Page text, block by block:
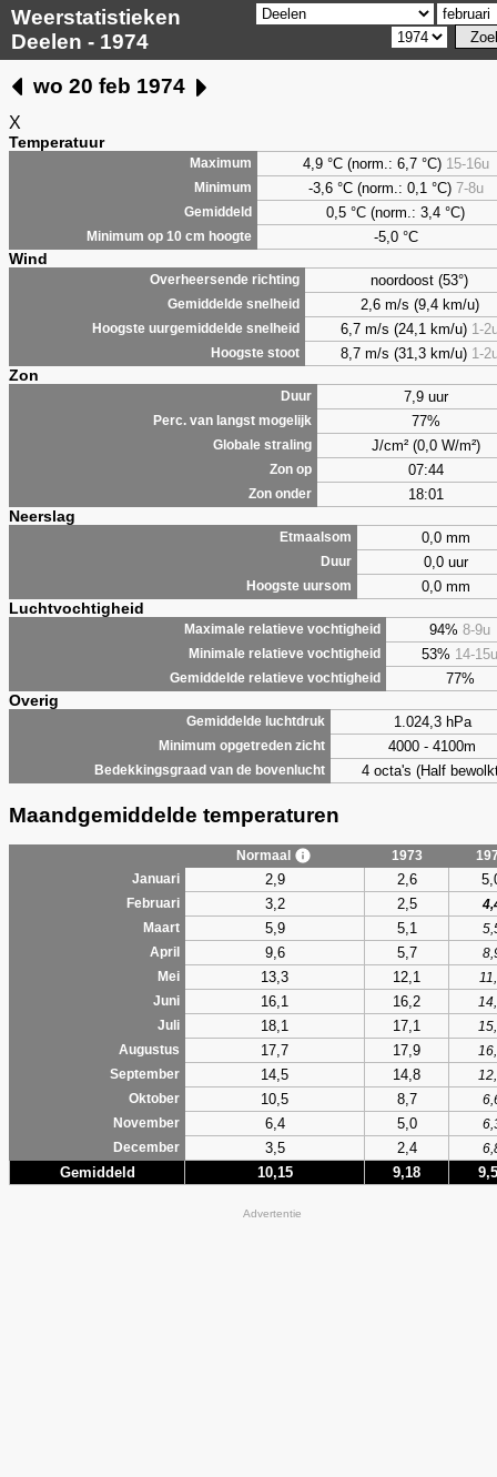
Weerstatistieken
Deelen - 1974
wo 20 feb 1974
X
Temperatuur
Maximum 4,9°C (norm.: 6,7 °C) 15-16u
Minimum -3,6 °C (norm.: 0,1 °C) 7-8u
Gemiddeld 0,5 °C (norm.: 3,4 °C)
Minimum op 10 cm hoogte -5,0 °C
Wind
Overheersende richting noordoost (53°)
Gemiddelde snelheid 2,6 m/s (9,4 km/u)
Hoogste uurgemiddelde snelheid 6,7 m/s (24,1 km/u) 1-
Hoogste stoot 8,7 m/s (31,3 km/u) 1-
Zon
Duur 7,9 uur
Perc. van langst mogelijk 77%
Globale straling J/cm² (0,0 W/m²)
Zon op 07:44
Zon onder 18:01
Neerslag
Etmaalsom 0,0 mm
Duur 0,0 uur
Hoogste uursom 0,0 mm
Luchtvochtigheid
Maximale relatieve vochtigheid 94% 8-9u
Minimale relatieve vochtigheid 53% 14-15u
Gemiddelde relatieve vochtigheid 77%
Overig
Gemiddelde luchtdruk 1.024,3 hPa
Minimum opgetreden zicht 4000 - 4100m
Bedekkingsgraad van de bovenlucht 4 octa's (Half
Maandgemiddelde temperaturen
Normaal 1973
Januari
2,9 2,6
Februari 3,2 2,5
Maart
5,9 5,1
April
9,6 5,7
Mei
13,3 12,1
Juni
16,1 16,2
Juli
18,1 17,1
Augustus
17,7 17,9
September
14,5 14,8
Oktober
10,5 8,7
November
6,4 5,0
December
3,5 2,4
Gemiddeld 10,15 9,18
Advertentie